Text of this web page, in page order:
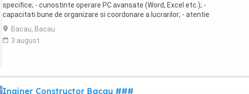
specifice; - cunostinte operare PC avansate (Word, Excel etc.); -
capacitati bune de organizare si coordonare a lucrarilor; - atentie
sporita la detalii; - abilitatea ...
Bacau, Bacau
3 august
Inginer Constructor Bacau ###